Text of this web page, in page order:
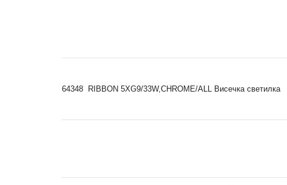
64348 RIBBON 5XG9/33W,CHROME/ALL Висечка светилка